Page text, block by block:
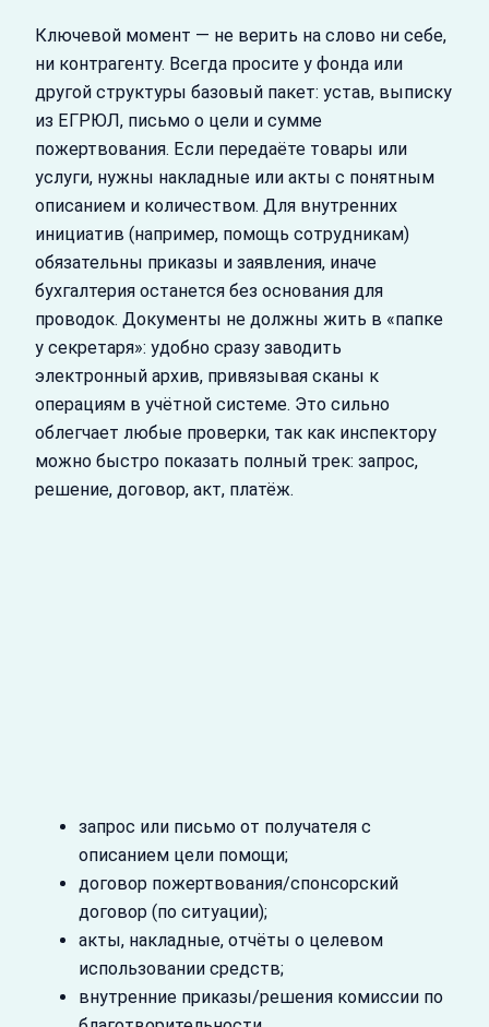
Ключевой момент — не верить на слово ни себе,
ни контрагенту. Всегда просите у фонда или
другой структуры базовый пакет: устав, выписку
из ЕГРЮЛ, письмо о цели и сумме
пожертвования. Если передаёте товары или
услуги, нужны накладные или акты с понятным
описанием и количеством. Для внутренних
инициатив (например, помощь сотрудникам)
обязательны приказы и заявления, иначе
бухгалтерия останется без основания для
проводок. Документы не должны жить в «папке
у секретаря»: удобно сразу заводить
электронный архив, привязывая сканы к
операциям в учётной системе. Это сильно
облегчает любые проверки, так как инспектору
можно быстро показать полный трек: запрос,
решение, договор, акт, платёж.
запрос или письмо от получателя с
описанием цели помощи;
договор пожертвования/спонсорский
договор (по ситуации);
акты, накладные, отчёты о целевом
использовании средств;
внутренние приказы/решения комиссии по